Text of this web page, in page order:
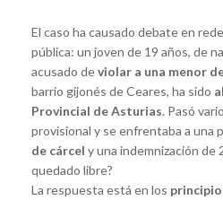
El caso ha causado debate en
pública: un joven de 19 años, de
acusado deviolar a una menor
barrio gijonés de Ceares, ha sido
Provincial de Asturias. Pasó
provisional y se enfrentaba a una
de cárcel y una indemnización de
quedado libre?
La respuesta está en los